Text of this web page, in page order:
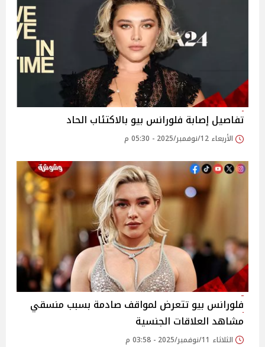
تفاصيل إصابة فلورانس بيو بالاكتئاب الحاد
الأربعاء 12/نوفمبر/2025 - 05:30 م
فلورانس بيو تتعرض لمواقف صادمة بسبب منسقي
مشاهد العلاقات الجنسية
الثلاثاء 11/نوفمبر/2025 - 03:58 م